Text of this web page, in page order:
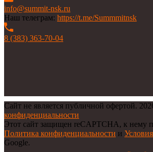
info@summit-nsk.ru
Наш телеграм: https://t.me/Summmitnsk
8 (383) 363-70-04
Сайт не является публичной офертой.
конфиденциальности
Этот сайт защищен reCAPTCHA, к нему
Политика конфиденциальности и
Google.